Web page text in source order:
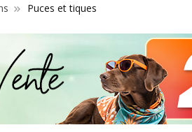
Puces et tiques